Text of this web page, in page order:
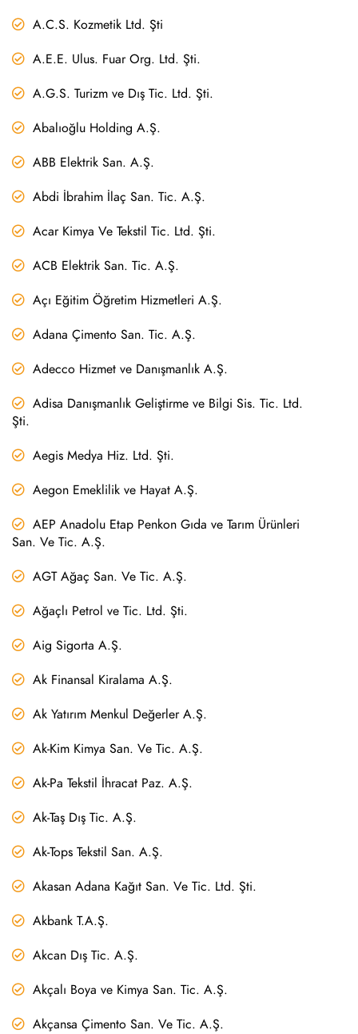
A.C.S. Kozmetik Ltd. Şti
A.E.E. Ulus. Fuar Org. Ltd. Şti.
A.G.S. Turizm ve Dış Tic. Ltd. Şti.
Abalıoğlu Holding A.Ş.
ABB Elektrik San. A.Ş.
Abdi İbrahim İlaç San. Tic. A.Ş.
Acar Kimya Ve Tekstil Tic. Ltd. Şti.
ACB Elektrik San. Tic. A.Ş.
Açı Eğitim Öğretim Hizmetleri A.Ş.
Adana Çimento San. Tic. A.Ş.
Adecco Hizmet ve Danışmanlık A.Ş.
Adisa Danışmanlık Geliştirme ve Bilgi Sis. Tic. Ltd.
Şti.
Aegis Medya Hiz. Ltd. Şti.
Aegon Emeklilik ve Hayat A.Ş.
AEP Anadolu Etap Penkon Gıda ve Tarım Ürünleri
San. Ve Tic. A.Ş.
AGT Ağaç San. Ve Tic. A.Ş.
Ağaçlı Petrol ve Tic. Ltd. Şti.
Aig Sigorta A.Ş.
Ak Finansal Kiralama A.Ş.
Ak Yatırım Menkul Değerler A.Ş.
Ak-Kim Kimya San. Ve Tic. A.Ş.
Ak-Pa Tekstil İhracat Paz. A.Ş.
Ak-Taş Dış Tic. A.Ş.
Ak-Tops Tekstil San. A.Ş.
Akasan Adana Kağıt San. Ve Tic. Ltd. Şti.
Akbank T.A.Ş.
Akcan Dış Tic. A.Ş.
Akçalı Boya ve Kimya San. Tic. A.Ş.
Akçansa Çimento San. Ve Tic. A.Ş.